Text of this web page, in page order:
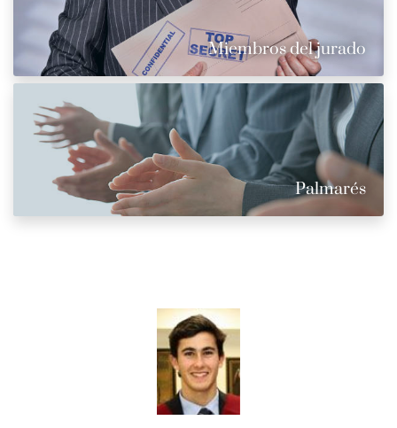
Miembros del jurado
Palmarés